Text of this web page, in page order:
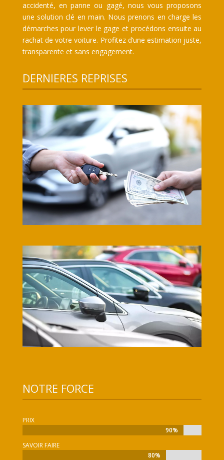
accidenté, en panne ou gagé, nous vous proposons
une solution clé en main. Nous prenons en charge les
démarches pour lever le gage et procédons ensuite au
rachat de votre voiture. Profitez d’une estimation juste,
transparente et sans engagement.
DERNIERES REPRISES
NOTRE FORCE
PRIX
90%
90%
SAVOIR FAIRE
80%
80%